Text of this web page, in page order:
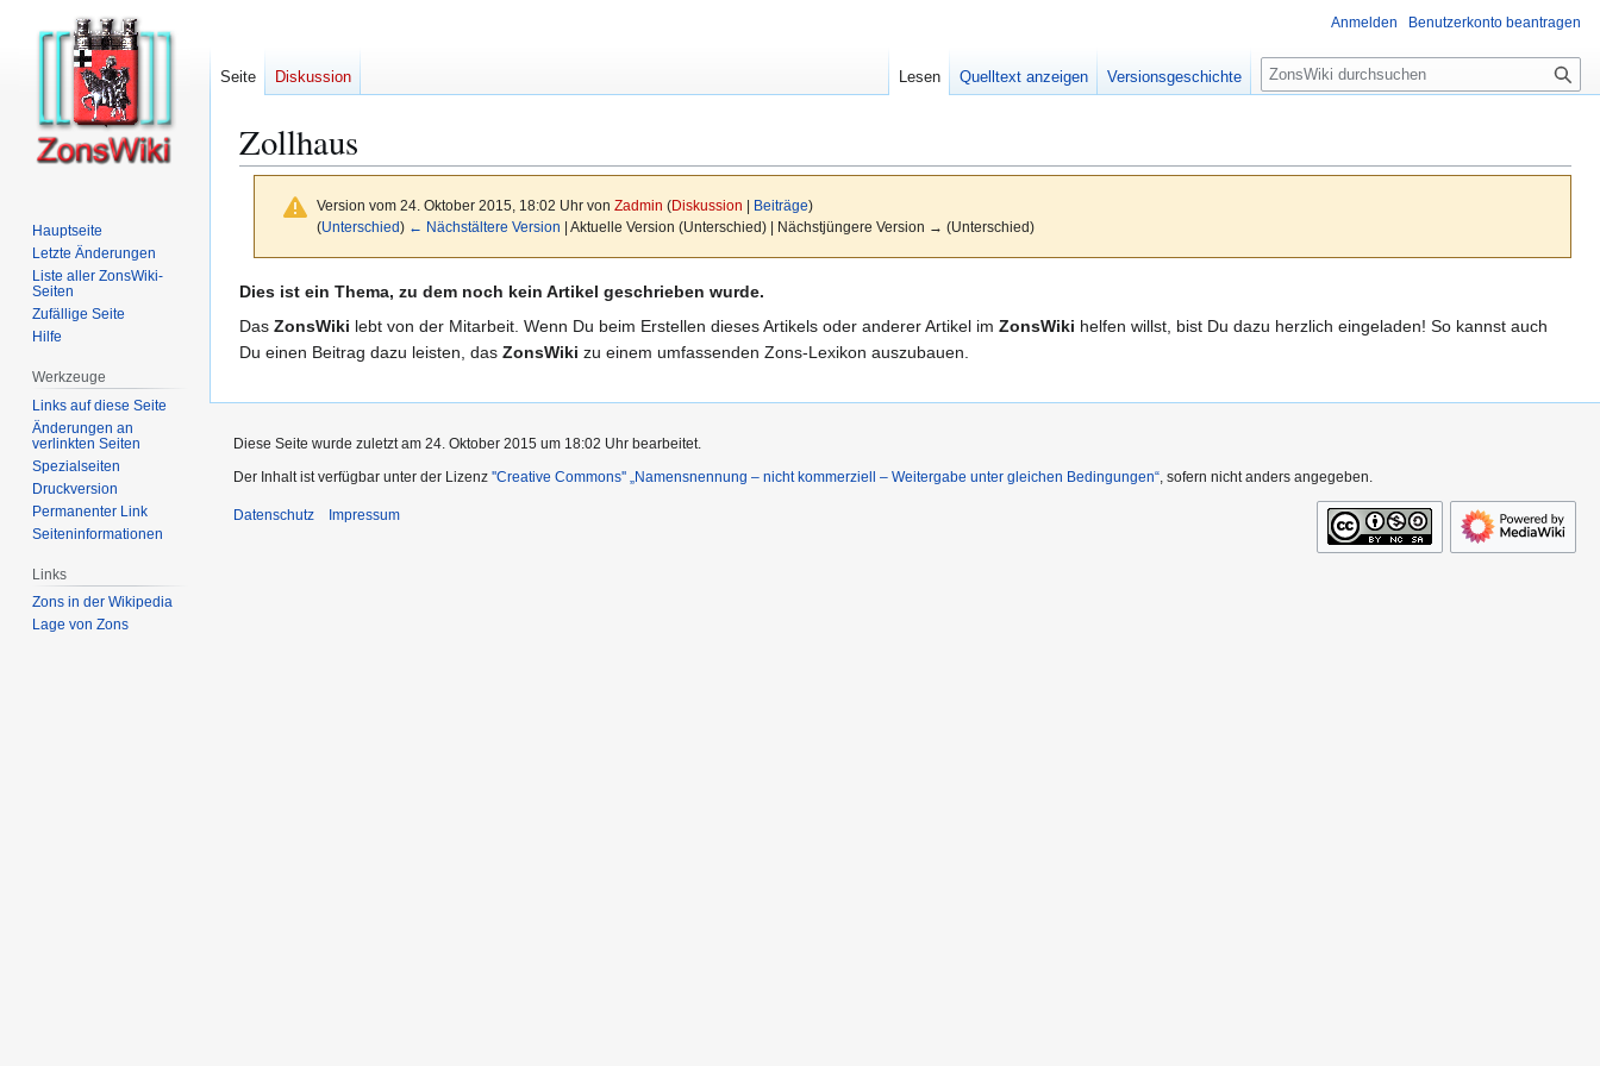
Zollhaus
Version vom 24. Oktober 2015, 18:02 Uhr von Zadmin (Diskussion Beiträge)
(Unterschied) ← Nächstältere Version | Aktuelle Version (Unterschied) | Nächstjüngere Version → (Unterschied)
Zur
Navigation
springen
Zur
Suche
springen
Dies ist ein Thema, zu dem noch kein Artikel geschrieben wurde.
Das ZonsWiki lebt von der Mitarbeit. Wenn Du beim Erstellen dieses Artikels oder anderer Artikel im ZonsWiki helfen willst, bist Du dazu herzlich eingeladen! So kannst auch
Du einen Beitrag dazu leisten, das ZonsWiki zu einem umfassenden Zons-Lexikon auszubauen.
Anmelden Benutzerkonto beantragen
Seite Diskussion Lesen Quelltext anzeigen Versionsgeschichte
S
u
e
Hauptseite
Letzte Änderungen
Liste aller ZonsWiki-
Seiten
Zufällige Seite
Hilfe
Werkzeuge
Links auf diese Seite
Änderungen an
verlinkten Seiten
Spezialseiten
Druckversion
Permanenter Link
Seiten­­informationen
Links
Zons in der Wikipedia
Lage von Zons
Diese Seite wurde zuletzt am 24. Oktober 2015 um 18:02 Uhr bearbeitet.
Der Inhalt ist verfügbar unter der Lizenz ''Creative Commons'' „Namensnennung – nicht kommerziell – Weitergabe unter gleichen Bedingungen“ , sofern nicht anders angegeben.
Datenschutz Impressum